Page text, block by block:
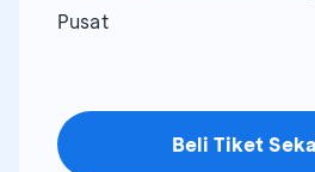
Pusat
Beli Tiket